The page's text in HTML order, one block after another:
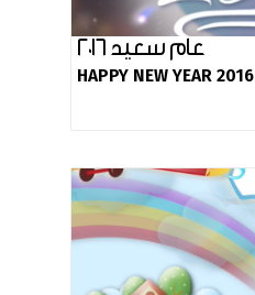
عام سعيد ٢٠١٦
HAPPY NEW YEAR 2016